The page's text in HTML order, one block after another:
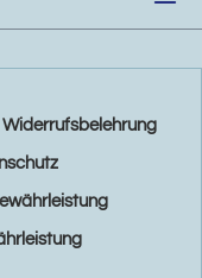
Widerrufsbelehrung